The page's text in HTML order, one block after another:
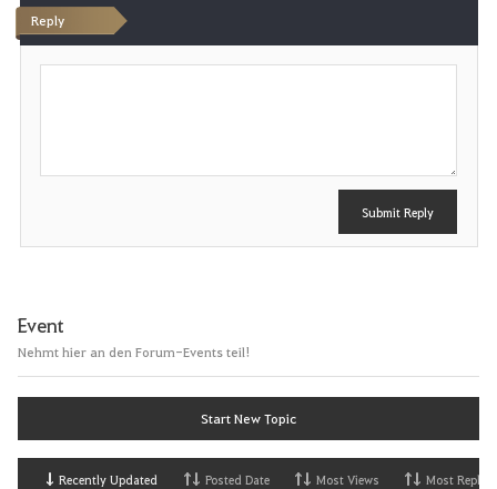
Reply
P
Submit Reply
Event
Nehmt hier an den Forum-Events teil!
Start New Topic
Recently Updated Posted Date Most Views Most Replies